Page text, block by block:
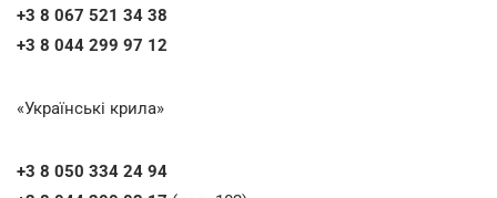
+3 8 067 521 34 38
+3 8 044 299 97 12
«Українські крила»
+3 8 050 334 24 94